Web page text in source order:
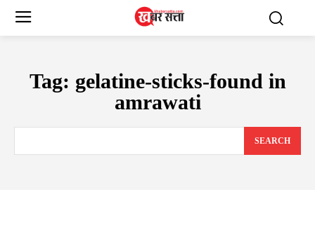
Tag: gelatine-sticks-found in
amrawati
SEARCH